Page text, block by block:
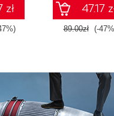
zł 47.17
89.00zł (-